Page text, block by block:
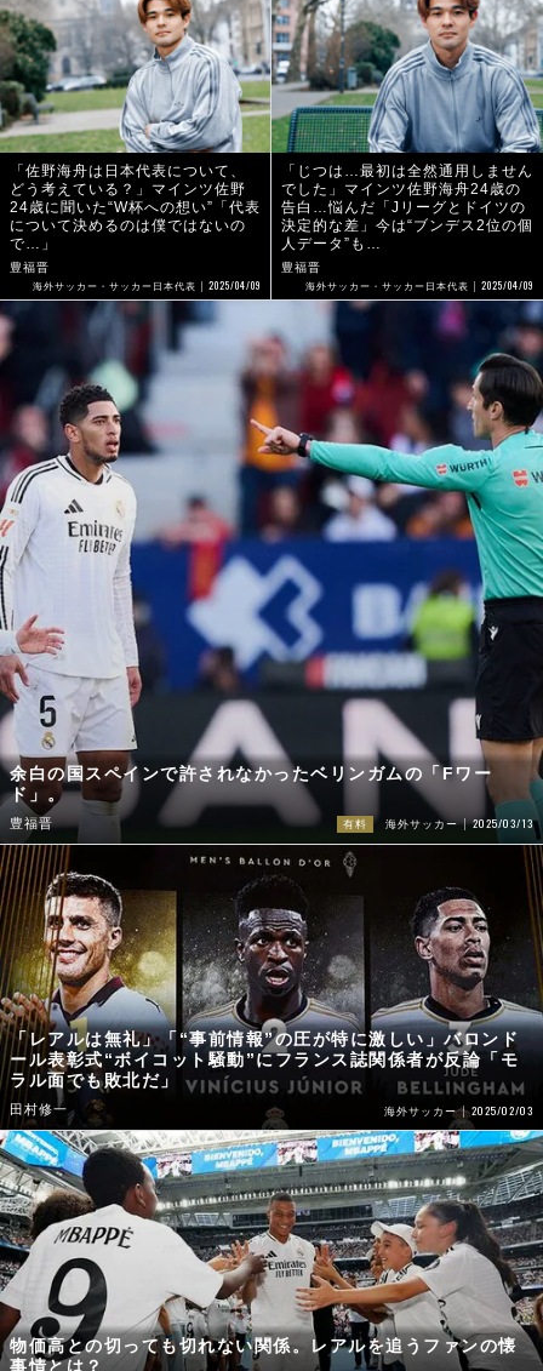
「佐野海舟は日本代表について、
どう考えている？」マインツ佐野
24歳に聞いた“W杯への想い”「代表
について決めるのは僕ではないの
で…」
豊福晋
海外サッカー・サッカー日本代表 2025/04/09
「じつは…最初は全然通用しません
でした」マインツ佐野海舟24歳の
告白…悩んだ「Jリーグとドイツの
決定的な差」今は“ブンデス2位の個
人データ”も…
豊福晋
海外サッカー・サッカー日本代表 2025/04/09
余白の国スペインで許されなかったベリンガムの「Fワー
ド」。
豊福晋 有料 海外サッカー 2025/03/13
「レアルは無礼」「“事前情報”の圧が特に激しい」バロンド
ール表彰式“ボイコット騒動”にフランス誌関係者が反論「モ
ラル面でも敗北だ」
田村修一 海外サッカー 2025/02/03
物価高との切っても切れない関係。レアルを追うファンの懐
事情とは？